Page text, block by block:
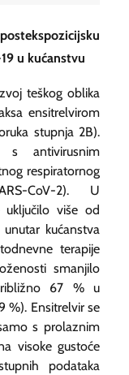
u kućanstvu
teškog oblika
ensitrelvirom
stupnja 2B).
s antivirusnim
respiratornog
CoV-2). U
uključilo više od
kućanstva
terapije
smanjilo
67 % u
%). Ensitrelvir se
s prolaznim
visoke gustoće
podataka